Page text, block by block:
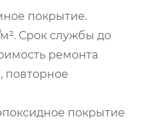
покрытие.
Срок службы до
ремонта
повторное
покрытие